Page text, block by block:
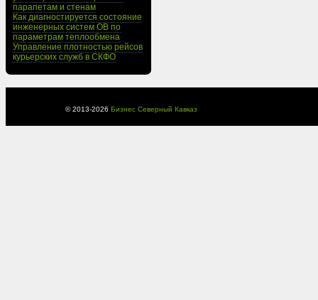
парапетам и стенам
Как диагностируется состояние
инженерных систем ОВ по
параметрам теплообмена
Управление плотностью рейсов
курьерских служб в СКФО
© 2013-2026 Бизнес Северный Кавказ